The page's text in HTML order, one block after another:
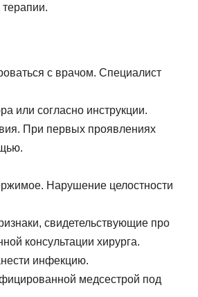
с врачом. Специалист
или согласно инструкции.
При первых проявлениях
Нарушение целостности
свидетельствующие про
консультации хирурга.
инфекцию.
медсестрой под